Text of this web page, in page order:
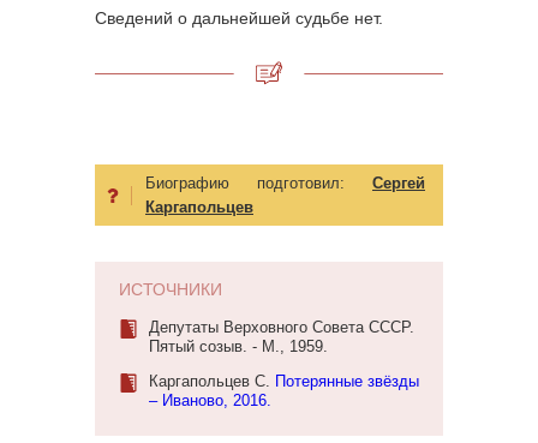
Сведений о дальнейшей судьбе нет.
Биографию подготовил: Сергей
Каргапольцев
ИСТОЧНИКИ
Депутаты Верховного Совета СССР.
Пятый созыв. - М., 1959.
Каргапольцев С.
Потерянные звёзды
– Иваново, 2016.